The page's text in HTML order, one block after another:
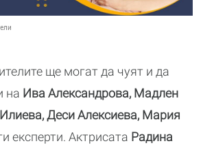
ще могат да чуят и да
на Ива Александрова, Мадлен
Деси Алексиева, Мария
експерти. Актрисата Радина